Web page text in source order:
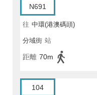
N691
往 中環(港澳碼頭)
分域街 站
距離 70m
104